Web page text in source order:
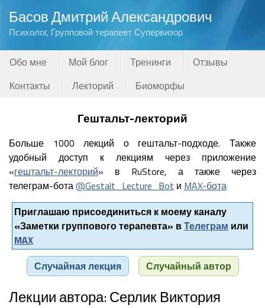
Басов Дмитрий Александрович
Психолог, Групповой терапевт Супервизор
Обо мне Мой блог Тренинги
Отзывы
Контакты
Лекторий Биоморфы
Гештальт-лекторий
Больше 1000 лекций о гештальт-подходе. Также
удобный доступ к лекциям через приложение
«гештальт-лекторий» в RuStore, а также через
телеграм-бота@Gestalt_Lecture_Bot и MAX-бота
Приглашаю присоединиться к моему каналу
«Заметки группового терапевта» вТелеграм или
MAX
Случайная лекция
Случайный автор
Лекции автора: Серлик Виктория